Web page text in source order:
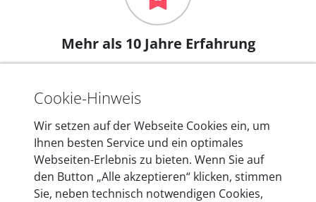
Mehr als 10 Jahre Erfahrung
entwickeln wir unsere Produkte am Standort in
Berlin laufend weiter. Auf diese Qualität vertrauen
heute mehr als 60.000 Privatkunden und
Unternehmen.
Cookie-Hinweis
Wir setzen auf der Webseite Cookies ein, um
Ihnen besten Service und ein optimales
Webseiten-Erlebnis zu bieten. Wenn Sie auf
den Button „Alle akzeptieren“ klicken, stimmen
Sie, neben technisch notwendigen Cookies,